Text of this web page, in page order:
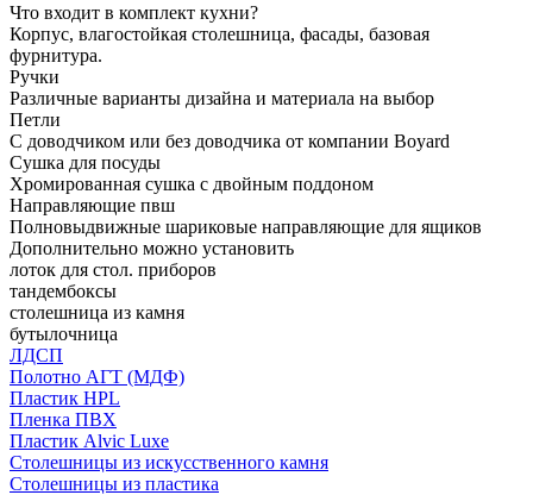
Что входит в комплект кухни?
Корпус, влагостойкая столешница, фасады, базовая
фурнитура.
Ручки
Различные варианты дизайна и материала на выбор
Петли
С доводчиком или без доводчика от компании Boyard
Сушка для посуды
Хромированная сушка с двойным поддоном
Направляющие пвш
Полновыдвижные шариковые направляющие для ящиков
Дополнительно можно установить
лоток для стол. приборов
тандембоксы
столешница из камня
бутылочница
ЛДСП
Полотно АГТ (МДФ)
Пластик HPL
Пленка ПВХ
Пластик Alvic Luxe
Столешницы из искусственного камня
Столешницы из пластика